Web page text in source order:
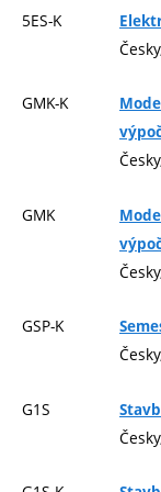
5ES-K
GMK-K
GMK
GSP-K
G1S